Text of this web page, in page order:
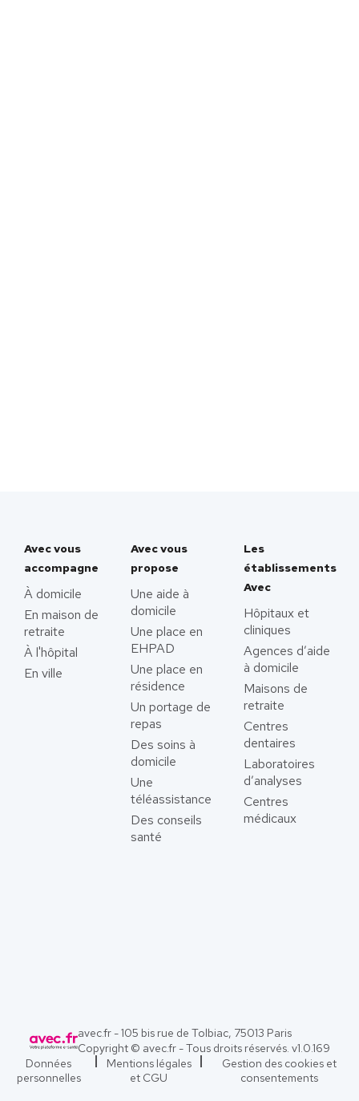
Avec vous
accompagne
À domicile
En maison de
retraite
À l'hôpital
En ville
Avec vous
propose
Une aide à
domicile
Une place en
EHPAD
Une place en
résidence
Un portage de
repas
Des soins à
domicile
Une
téléassistance
Des conseils
santé
Les
établissements
Avec
Hôpitaux et
cliniques
Agences d’aide
à domicile
Maisons de
retraite
Centres
dentaires
Laboratoires
d’analyses
Centres
médicaux
avec.fr - 105 bis rue de Tolbiac, 75013 Paris
Copyright © avec.fr - Tous droits réservés. v1.0.169
Données
personnelles
Mentions légales
et CGU
Gestion des cookies et
consentements